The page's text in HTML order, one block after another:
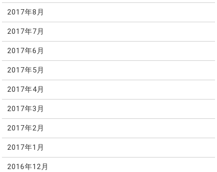
2017年8月
2017年7月
2017年6月
2017年5月
2017年4月
2017年3月
2017年2月
2017年1月
2016年12月